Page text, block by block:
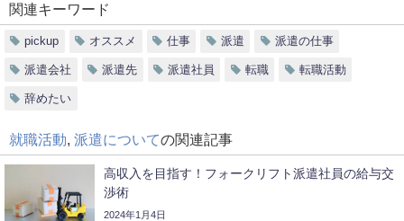
関連キーワード
pickup オススメ 仕事 派遣 派遣の仕事
派遣会社 派遣先 派遣社員 転職 転職活動
辞めたい
就職活動 派遣についての関連記事
高収入を目指す！フォークリフト派遣社員の給与交
渉術
2024年1月4日